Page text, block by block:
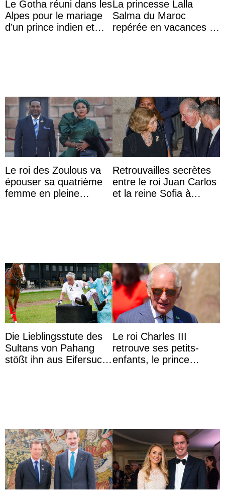
Le Gotha réuni dans les
Alpes pour le mariage
d’un prince indien et
La princesse Lalla
Salma du Maroc
repérée en vacances à
Le roi des Zoulous va
épouser sa quatrième
femme en pleine
Retrouvailles secrètes
entre le roi Juan Carlos
et la reine Sofia à
Die Lieblingsstute des
Sultans von Pahang
stößt ihn aus Eifersucht
Le roi Charles III
retrouve ses petits-
enfants, le prince